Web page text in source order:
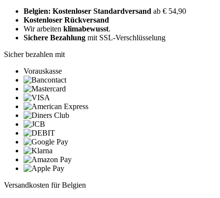
Belgien: Kostenloser Standardversand ab € 54,90
Kostenloser Rückversand
Wir arbeiten klimabewusst.
Sichere Bezahlung mit SSL-Verschlüsselung
Sicher bezahlen mit
Vorauskasse
Versandkosten für Belgien